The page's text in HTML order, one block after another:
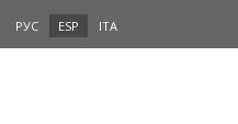
РУС ESP ITA